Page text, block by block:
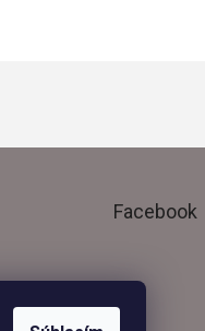
Facebook